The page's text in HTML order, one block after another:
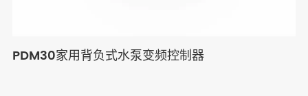
PDM30家用背负式水泵变频控制器